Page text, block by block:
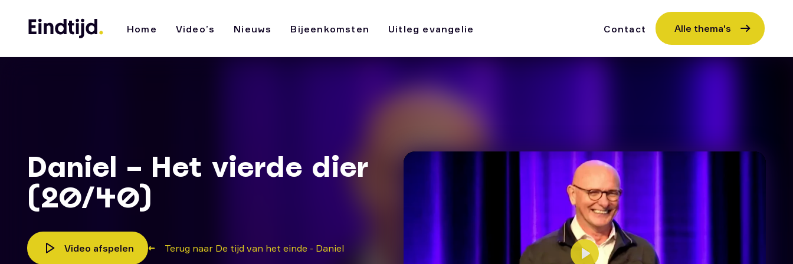
Home Video’s Nieuws Bijeenkomsten Uitleg evangelie Contact Alle thema's
Daniel – Het vierde dier
(20/40)
Video afspelen Terug naar De tijd van het einde - Daniel